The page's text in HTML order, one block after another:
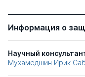
Информация о
Научный
Мухамедшин Ирик